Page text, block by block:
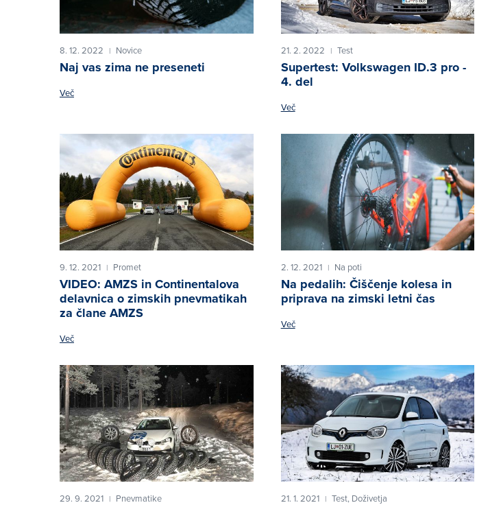
8. 12. 2022 | Novice
Naj vas zima ne preseneti
Več
21. 2. 2022 | Test
Supertest: Volkswagen ID.3 pro -
4. del
Več
9. 12. 2021 | Promet
VIDEO: AMZS in Continentalova
delavnica o zimskih pnevmatikah
za člane AMZS
Več
2. 12. 2021 | Na poti
Na pedalih: Čiščenje kolesa in
priprava na zimski letni čas
Več
29. 9. 2021 | Pnevmatike 21. 1. 2021 | Test, Doživetja